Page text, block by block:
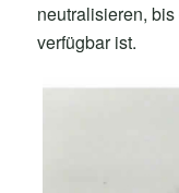
neutralisieren,
verfügbar ist.